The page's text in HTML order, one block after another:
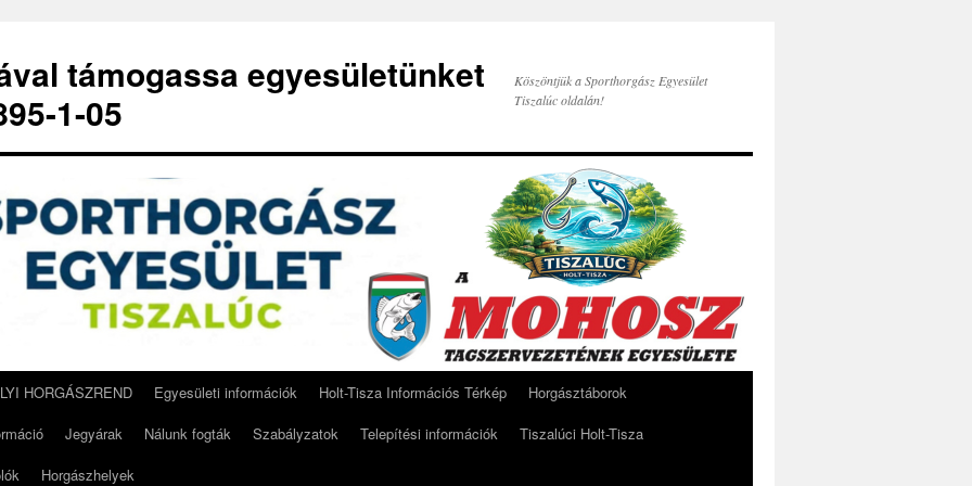
támogassa egyesületünket
1-05
Köszöntjük a Sporthorgász Egyesület
Tiszalúc oldalán!
HORGÁSZREND Egyesületi információk Holt-Tisza Információs Térkép
Horgásztáborok
Jegyárak Nálunk fogták Szabályzatok Telepítési információk
Tiszalúci Holt-Tisza
Horgászhelyek